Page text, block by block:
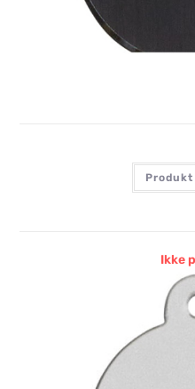
Anmelden,
Produkt
Ikke